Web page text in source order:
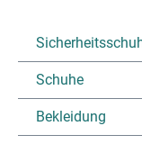
Schuhe
Bekleidung